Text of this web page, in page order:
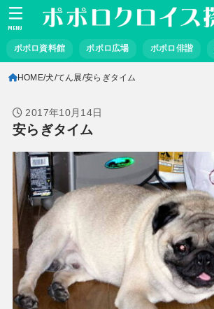
ポポロ資料館 ポポロ広場 ポポロ俳諧
MENU
HOME 犬 てん展 安らぎタイム
2017年10月14日
安らぎタイム